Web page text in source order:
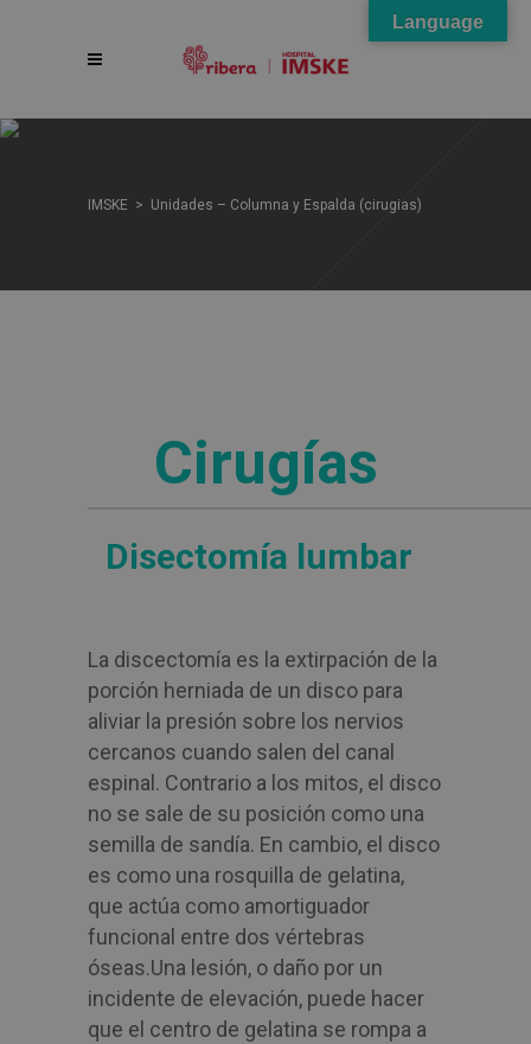
IMSKE > Unidades – Columna y Espalda (cirugias)
Cirugías
Disectomía lumbar
La discectomía es la extirpación de la
porción herniada de un disco para
aliviar la presión sobre los nervios
cercanos cuando salen del canal
espinal. Contrario a los mitos, el disco
no se sale de su posición como una
semilla de sandía. En cambio, el disco
es como una rosquilla de gelatina,
que actúa como amortiguador
funcional entre dos vértebras
óseas.Una lesión, o daño por un
incidente de elevación, puede hacer
que el centro de gelatina se rompa a
Language